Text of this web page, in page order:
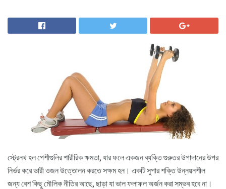
স্ট্রেনথ হল পেশীগুলির শারীরিক ক্ষমতা, যার ফলে একজন ব্যক্তি গুরুতর উপাদানের উপর
নির্ভর করে ভারী ওজন উত্তোলন করতে সক্ষম হন। একটি সুপার শক্তি উন্নয়নশীল
জন্য বেশ কিছু মৌলিক নীতির আছে, ছাড়া যা ভাল ফলাফল অর্জন করা সম্ভব হবে না।